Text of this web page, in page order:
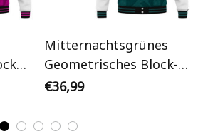
Mitternachtsgrünes
Geometrisches Block-
Camouflagemuster
Varsity College Jacke
€36,99